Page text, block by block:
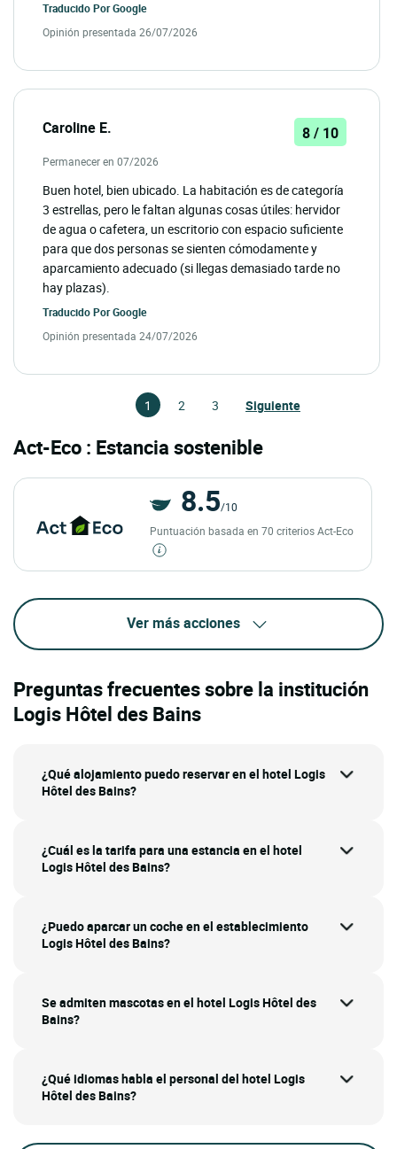
Traducido PorGoogle
Opinión presentada 26/07/2026
Caroline E. 8 / 10
Permanecer en 07/2026
Buen hotel, bien ubicado. La habitación es de categoría
3 estrellas, pero le faltan algunas cosas útiles: hervidor
de agua o cafetera, un escritorio con espacio suficiente
para que dos personas se sienten cómodamente y
aparcamiento adecuado (si llegas demasiado tarde no
hay plazas).
Traducido PorGoogle
Opinión presentada 24/07/2026
1 2 3 Siguiente
Act-Eco : Estancia sostenible
8.5/10
Puntuación basada en 70 criterios Act-Eco
Ver más acciones
Preguntas frecuentes sobre la institución
Logis Hôtel des Bains
¿Qué alojamiento puedo reservar en el hotel Logis
Hôtel des Bains?
¿Cuál es la tarifa para una estancia en el hotel
Logis Hôtel des Bains?
¿Puedo aparcar un coche en el establecimiento
Logis Hôtel des Bains?
Se admiten mascotas en el hotel Logis Hôtel des
Bains?
¿Qué idiomas habla el personal del hotel Logis
Hôtel des Bains?